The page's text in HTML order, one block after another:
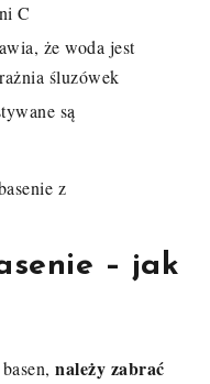
C
że woda jest
śluzówek
są
z
– jak
należy zabrać